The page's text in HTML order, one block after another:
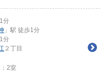
分
」駅 徒歩1分
分
２丁目
2室